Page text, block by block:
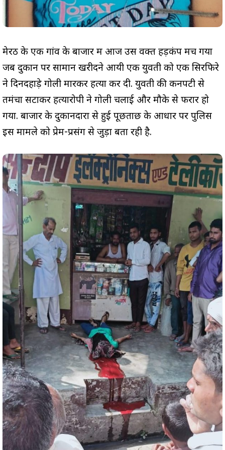
मेरठ के एक गांव के बाजार में आज उस वक्त हड़कंप मच गया
जब दुकान पर सामान खरीदने आयी एक युवती को एक सिरफिरे
ने दिनदहाड़े गोली मारकर हत्या कर दी. युवती की कनपटी से
तमंचा सटाकर हत्यारोपी ने गोली चलाई और मौके से फरार हो
गया. बाजार के दुकानदारों से हुई पूछताछ के आधार पर पुलिस
इस मामले को प्रेम-प्रसंग से जुड़ा बता रही है.